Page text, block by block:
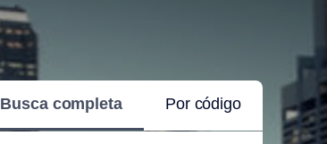
Busca completa Por código